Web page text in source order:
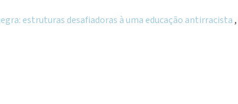
estruturas desafiadoras à uma educação antirracista ,